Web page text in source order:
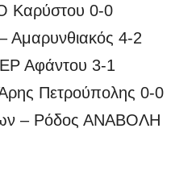
Καρύστου 0-0
Αμαρυνθιακός 4-2
Αφάντου 3-1
Πετρούπολης 0-0
– Ρόδος ΑΝΑΒΟΛΗ